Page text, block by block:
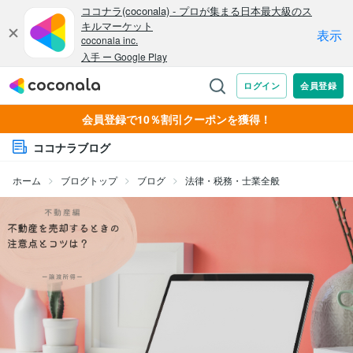
会員登録で10％割引クーポンを獲得！
ココナラブログ
ホーム ブログトップ ブログ 法律・税務・士業全般